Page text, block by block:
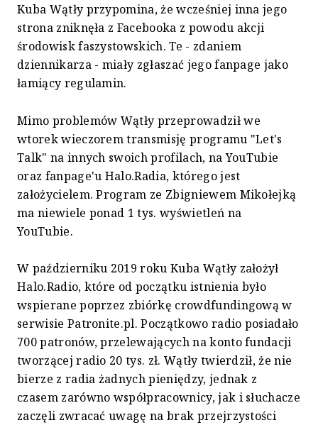
Kuba Wątły przypomina, że wcześniej inna jego
strona zniknęła z Facebooka z powodu akcji
środowisk faszystowskich. Te - zdaniem
dziennikarza - miały zgłaszać jego fanpage jako
łamiący regulamin.
Mimo problemów Wątły przeprowadził we
wtorek wieczorem transmisję programu "Let's
Talk" na innych swoich profilach, na YouTubie
oraz fanpage'u Halo.Radia, którego jest
założycielem. Program ze Zbigniewem Mikołejką
ma niewiele ponad 1 tys. wyświetleń na
YouTubie.
W październiku 2019 roku Kuba Wątły założył
Halo.Radio, które od początku istnienia było
wspierane poprzez zbiórkę crowdfundingową w
serwisie Patronite.pl. Początkowo radio posiadało
700 patronów, przelewających na konto fundacji
tworzącej radio 20 tys. zł. Wątły twierdził, że nie
bierze z radia żadnych pieniędzy, jednak z
czasem zarówno współpracownicy, jak i słuchacze
zaczęli zwracać uwagę na brak przejrzystości